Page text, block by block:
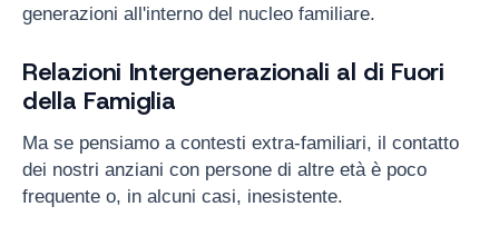
generazioni all'interno del nucleo familiare.
Relazioni Intergenerazionali al di Fuori
della Famiglia
Ma se pensiamo a contesti extra-familiari, il contatto
dei nostri anziani con persone di altre età è poco
frequente o, in alcuni casi, inesistente.